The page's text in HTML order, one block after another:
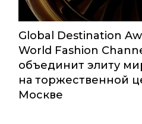
Global Destination
World Fashion
объединит элиту
на торжественной
Москве